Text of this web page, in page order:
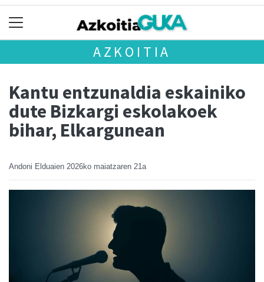
AZKOITIA
Kantu entzunaldia eskainiko
dute Bizkargi eskolakoek
bihar, Elkargunean
Andoni Elduaien 2026ko maiatzaren 21a